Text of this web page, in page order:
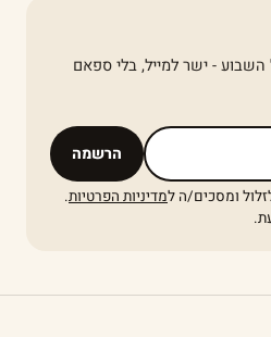
- ישר למייל, בלי ספאם
הרשמה
ומסכים/ה למדיניות הפרטיות.